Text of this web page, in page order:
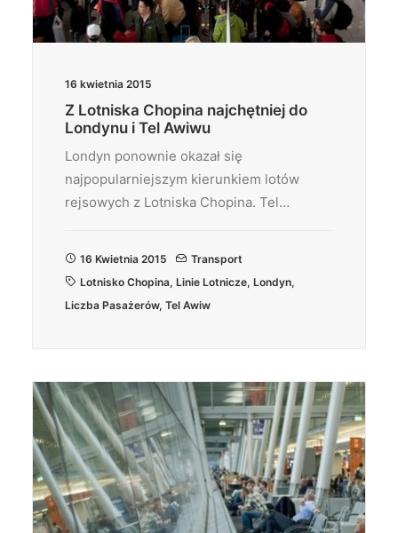
16 kwietnia 2015
Z Lotniska Chopina najchętniej do
Londynu i Tel Awiwu
Londyn ponownie okazał się
najpopularniejszym kierunkiem lotów
rejsowych z Lotniska Chopina. Tel…
16 Kwietnia 2015
Transport
Lotnisko Chopina, Linie Lotnicze, Londyn,
Liczba Pasażerów, Tel Awiw